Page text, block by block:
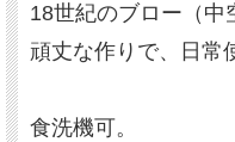
18世紀のブロー（中
頑丈な作りで、日常
食洗機可。